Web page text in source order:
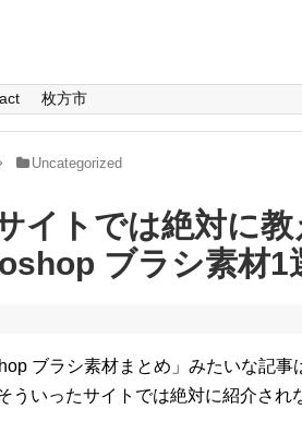
枚方市
Uncategorized
イトでは絶対に
ブラシ素材1
ブラシ素材まとめ」みたいな記
ういったサイトでは絶対に紹介され